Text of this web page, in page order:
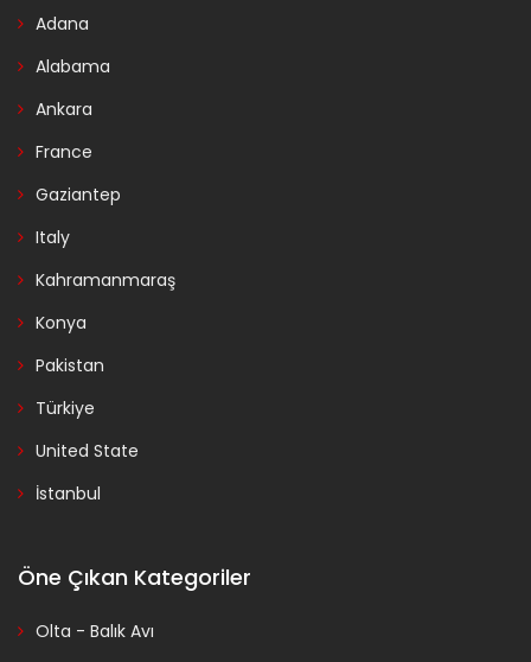
Adana
Alabama
Ankara
France
Gaziantep
Italy
Kahramanmaraş
Konya
Pakistan
Türkiye
United State
İstanbul
Öne Çıkan Kategoriler
Olta - Balık Avı